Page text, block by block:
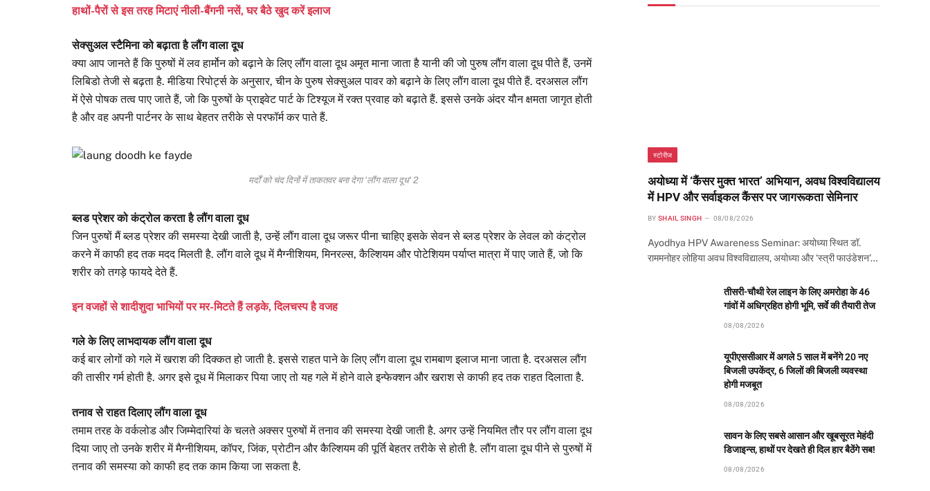
हाथों-पैरों से इस तरह मिटाएं नीली-बैंगनी नसें, घर बैठे खुद करें इलाज
सेक्सुअल स्टैमिना को बढ़ाता है लौंग वाला दूध
क्या आप जानते हैं कि पुरुषों में लव हार्मोन को बढ़ाने के लिए लौंग वाला दूध अमृत माना जाता है यानी की जो पुरुष लौंग वाला दूध पीते हैं, उनमें
लिबिडो तेजी से बढ़ता है. मीडिया रिपोर्ट्स के अनुसार, चीन के पुरुष सेक्सुअल पावर को बढ़ाने के लिए लौंग वाला दूध पीते हैं. दरअसल लौंग
में ऐसे पोषक तत्व पाए जाते हैं, जो कि पुरुषों के प्राइवेट पार्ट के टिश्यूज में रक्त प्रवाह को बढ़ाते हैं. इससे उनके अंदर यौन क्षमता जागृत होती
है और वह अपनी पार्टनर के साथ बेहतर तरीके से परफॉर्म कर पाते हैं.
मर्दों को चंद दिनों में ताकतवर बना देगा 'लौंग वाला दूध' 2
ब्लड प्रेशर को कंट्रोल करता है लौंग वाला दूध
जिन पुरुषों मैं ब्लड प्रेशर की समस्या देखी जाती है, उन्हें लौंग वाला दूध जरूर पीना चाहिए इसके सेवन से ब्लड प्रेशर के लेवल को कंट्रोल
करने में काफी हद तक मदद मिलती है. लौंग वाले दूध में मैग्नीशियम, मिनरल्स, कैल्शियम और पोटेशियम पर्याप्त मात्रा में पाए जाते हैं, जो कि
शरीर को तगड़े फायदे देते हैं.
इन वजहों से शादीशुदा भाभियों पर मर-मिटते हैं लड़के, दिलचस्प है वजह
गले के लिए लाभदायक लौंग वाला दूध
कई बार लोगों को गले में खराश की दिक्कत हो जाती है. इससे राहत पाने के लिए लौंग वाला दूध रामबाण इलाज माना जाता है. दरअसल लौंग
की तासीर गर्म होती है. अगर इसे दूध में मिलाकर पिया जाए तो यह गले में होने वाले इन्फेक्शन और खराश से काफी हद तक राहत दिलाता है.
तनाव से राहत दिलाए लौंग वाला दूध
तमाम तरह के वर्कलोड और जिम्मेदारियां के चलते अक्सर पुरुषों में तनाव की समस्या देखी जाती है. अगर उन्हें नियमित तौर पर लौंग वाला दूध
दिया जाए तो उनके शरीर में मैग्नीशियम, कॉपर, जिंक, प्रोटीन और कैल्शियम की पूर्ति बेहतर तरीके से होती है. लौंग वाला दूध पीने से पुरुषों में
तनाव की समस्या को काफी हद तक काम किया जा सकता है.
स्टोरीज
अयोध्या में ‘कैंसर मुक्त भारत’ अभियान, अवध विश्वविद्यालय
में HPV और सर्वाइकल कैंसर पर जागरूकता सेमिनार
BY SHAIL SINGH 08/08/2026
Ayodhya HPV Awareness Seminar: अयोध्या स्थित डॉ.
राममनोहर लोहिया अवध विश्वविद्यालय, अयोध्या और ‘स्त्री फाउंडेशन’…
तीसरी-चौथी रेल लाइन के लिए अमरोहा के 46
गांवों में अधिग्रहित होगी भूमि, सर्वे की तैयारी तेज
08/08/2026
यूपीएससीआर में अगले 5 साल में बनेंगे 20 नए
बिजली उपकेंद्र, 6 जिलों की बिजली व्यवस्था
होगी मजबूत
08/08/2026
सावन के लिए सबसे आसान और खूबसूरत मेहंदी
डिजाइन्स, हाथों पर देखते ही दिल हार बैठेंगे सब!
08/08/2026